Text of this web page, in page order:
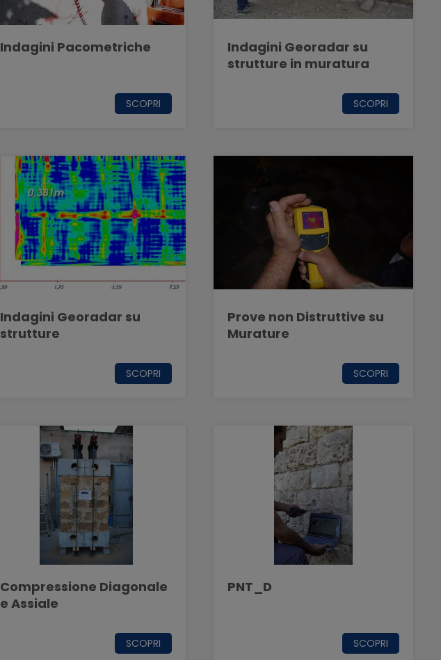
Indagini Pacometriche
SCOPRI
Indagini Georadar su
strutture in muratura
SCOPRI
Indagini Georadar su
strutture
SCOPRI
Prove non Distruttive su
Murature
SCOPRI
Compressione Diagonale
e Assiale
SCOPRI
PNT_D
SCOPRI